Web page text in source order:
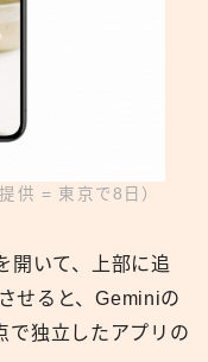
供 = 東京で8日）
開いて、上部に追
せると、Geminiの
で独立したアプリの